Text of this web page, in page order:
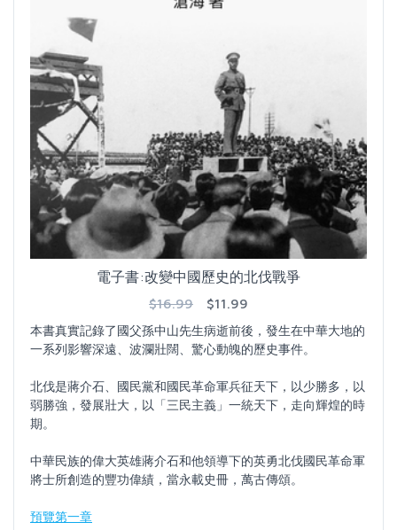
電子書:改變中國歷史的北伐戰爭
$16.99
$11.99
本書真實記錄了國父孫中山先生病逝前後，發生在中華大地的
一系列影響深遠、波瀾壯闊、驚心動魄的歷史事件。
北伐是蔣介石、國民黨和國民革命軍兵征天下，以少勝多，以
弱勝強，發展壯大，以「三民主義」一統天下，走向輝煌的時
期。
中華民族的偉大英雄蔣介石和他領導下的英勇北伐國民革命軍
將士所創造的豐功偉績，當永載史冊，萬古傳頌。
預覽第一章